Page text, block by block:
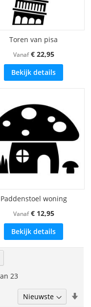
Toren van pisa
Vanaf € 22,95
Bekijk details
Paddenstoel woning
Vanaf € 12,95
Bekijk details
23